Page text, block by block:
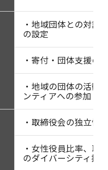
・地域団体との対話
の設定
・寄付・団体支援の
・地域の団体の活動
ンティアへの参加
・取締役会の独立性
・女性役員比率、取
のダイバーシティ推